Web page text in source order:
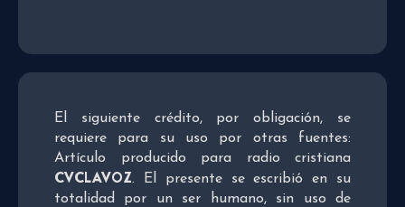
El siguiente crédito, por obligación, se
requiere para su uso por otras fuentes:
Artículo producido para radio cristiana
CVCLAVOZ. El presente se escribió en su
totalidad por un ser humano, sin uso de